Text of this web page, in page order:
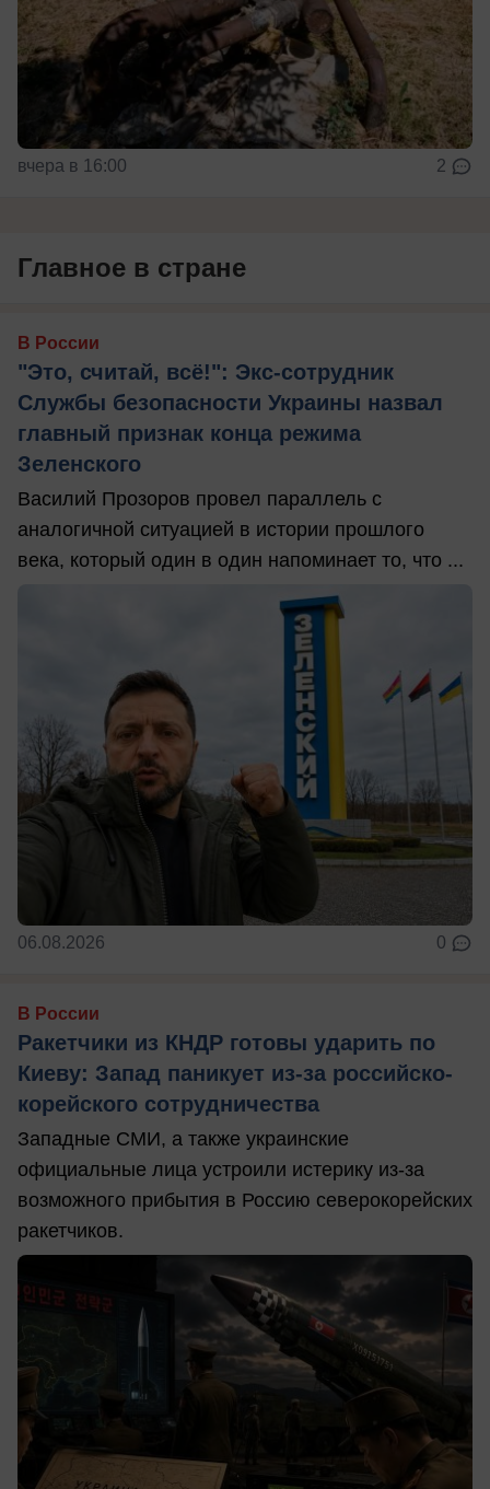
вчера в 16:00 2
Главное в стране
В России
"Это, считай, всё!": Экс-сотрудник
Службы безопасности Украины назвал
главный признак конца режима
Зеленского
Василий Прозоров провел параллель с
аналогичной ситуацией в истории прошлого
века, который один в один напоминает то, что ...
06.08.2026 0
В России
Ракетчики из КНДР готовы ударить по
Киеву: Запад паникует из-за российско-
корейского сотрудничества
Западные СМИ, а также украинские
официальные лица устроили истерику из-за
возможного прибытия в Россию северокорейских
ракетчиков.